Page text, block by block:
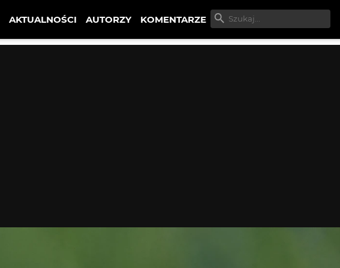
AKTUALNOŚCI AUTORZY KOMENTARZE